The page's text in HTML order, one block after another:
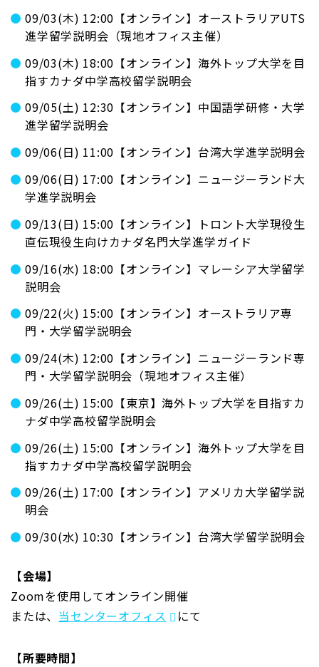
09/03(木) 12:00【オンライン】オーストラリアUTS
進学留学説明会（現地オフィス主催）
09/03(木) 18:00【オンライン】海外トップ大学を目
指すカナダ中学高校留学説明会
09/05(土) 12:30【オンライン】中国語学研修・大学
進学留学説明会
09/06(日) 11:00【オンライン】台湾大学進学説明会
09/06(日) 17:00【オンライン】ニュージーランド大
学進学説明会
09/13(日) 15:00【オンライン】トロント大学現役生
直伝現役生向けカナダ名門大学進学ガイド
09/16(水) 18:00【オンライン】マレーシア大学留学
説明会
09/22(火) 15:00【オンライン】オーストラリア専
門・大学留学説明会
09/24(木) 12:00【オンライン】ニュージーランド専
門・大学留学説明会（現地オフィス主催）
09/26(土) 15:00【東京】海外トップ大学を目指すカ
ナダ中学高校留学説明会
09/26(土) 15:00【オンライン】海外トップ大学を目
指すカナダ中学高校留学説明会
09/26(土) 17:00【オンライン】アメリカ大学留学説
明会
09/30(水) 10:30【オンライン】台湾大学留学説明会
【会場】
Zoomを使用してオンライン開催
または、 当センターオフィス にて
【所要時間】